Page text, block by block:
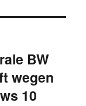
BW
wegen
10